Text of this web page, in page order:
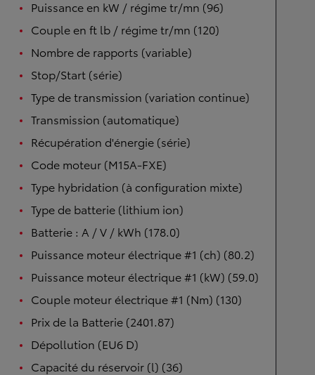
Puissance en kW / régime tr/mn (96)
Couple en ft lb / régime tr/mn (120)
Nombre de rapports (variable)
Stop/Start (série)
Type de transmission (variation continue)
Transmission (automatique)
Récupération d'énergie (série)
Code moteur (M15A-FXE)
Type hybridation (à configuration mixte)
Type de batterie (lithium ion)
Batterie : A / V / kWh (178.0)
Puissance moteur électrique #1 (ch) (80.2)
Puissance moteur électrique #1 (kW) (59.0)
Couple moteur électrique #1 (Nm) (130)
Prix de la Batterie (2401.87)
Dépollution (EU6 D)
Capacité du réservoir (l) (36)